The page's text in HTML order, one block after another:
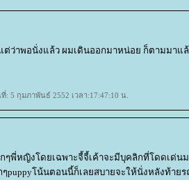
ต่ว่าพอนั่งแล้ว ผมเดินออกมาหน่อย ก็ตามมาแ
: 5 กุมภาพันธ์ 2552 เวลา:17:47:10 น.
ๆพี่หญิงโดยเฉพาะจี้จี้เค้าจะมีบุคลิกที่โดดเด่น
puppyโน้นตอนนี้ก็เลยสบายจะให้นั่งหลังท้าย